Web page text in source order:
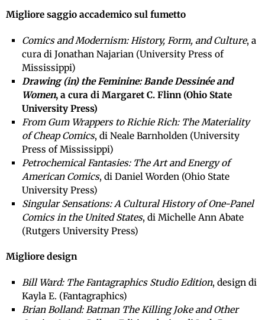
Migliore saggio accademico sul fumetto
Comics and Modernism: History, Form, and Culture, a
cura di Jonathan Najarian (University Press of
Mississippi)
Drawing (in) the Feminine: Bande Dessinée and
Women, a cura di Margaret C. Flinn (Ohio State
University Press)
From Gum Wrappers to Richie Rich: The Materiality
of Cheap Comics, di Neale Barnholden (University
Press of Mississippi)
Petrochemical Fantasies: The Art and Energy of
American Comics, di Daniel Worden (Ohio State
University Press)
Singular Sensations: A Cultural History of One-Panel
Comics in the United States, di Michelle Ann Abate
(Rutgers University Press)
Migliore design
Bill Ward: The Fantagraphics Studio Edition, design di
Kayla E. (Fantagraphics)
Brian Bolland: Batman The Killing Joke and Other